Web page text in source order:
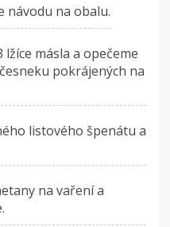
návodu na obalu.
másla a opečeme
pokrájených na
listového špenátu a
na vaření a